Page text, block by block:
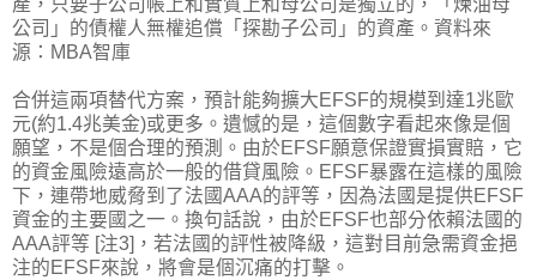
產，只要子公司帳上和實質上和母公司是獨立的，「煉油母
公司」的債權人無權追償「探勘子公司」的資產。資料來
源：MBA智庫
合併這兩項替代方案，預計能夠擴大EFSF的規模到達1兆歐
元(約1.4兆美金)或更多。遺憾的是，這個數字看起來像是個
願望，不是個合理的預測。由於EFSF願意保證實損實賠，它
的資金風險遠高於一般的借貸風險。EFSF暴露在這樣的風險
下，連帶地威脅到了法國AAA的評等，因為法國是提供EFSF
資金的主要國之一。換句話說，由於EFSF也部分依賴法國的
AAA評等 [注3]，若法國的評性被降級，這對目前急需資金挹
注的EFSF來說，將會是個沉痛的打擊。